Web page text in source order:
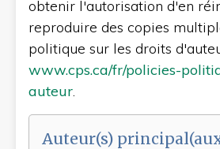
obtenir l'autorisation d'en
reproduire des copies
politique sur les droits
www.cps.ca/fr/policies-
auteur.
Auteur(s)